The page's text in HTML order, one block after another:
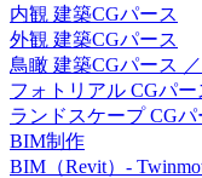
内観 建築CGパース
外観 建築CGパース
鳥瞰 建築CGパース
フォトリアル CGパー
ランドスケープ CGパ
BIM制作
BIM（Revit）-